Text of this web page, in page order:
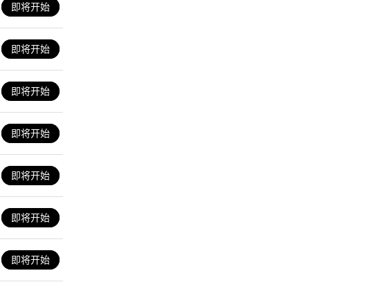
即将开始
即将开始
即将开始
即将开始
即将开始
即将开始
即将开始